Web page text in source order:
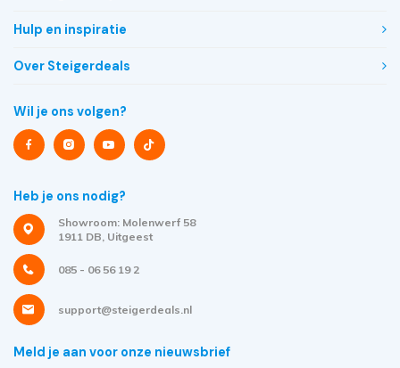
Hulp en inspiratie
Over Steigerdeals
Wil je ons volgen?
Heb je ons nodig?
Showroom: Molenwerf 58
1911 DB, Uitgeest
085 - 06 56 19 2
support@steigerdeals.nl
Meld je aan voor onze nieuwsbrief